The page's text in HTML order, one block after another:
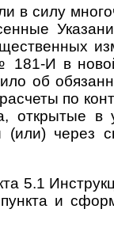
в силу
181-И в
об
по
откры­тые в
(или) через
5.1
и